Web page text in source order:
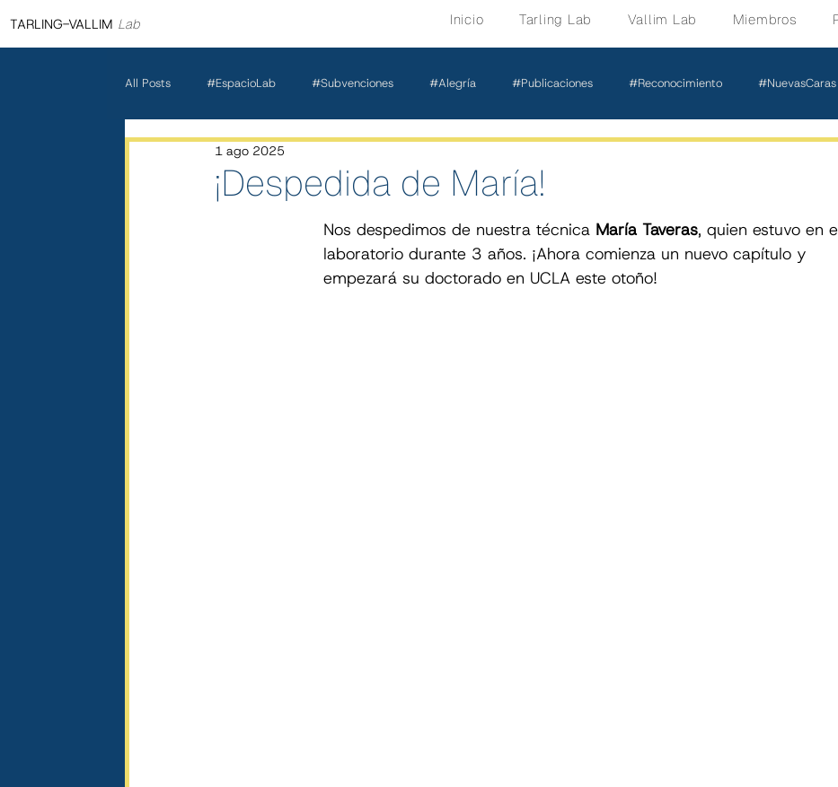
TARLING-VALLIM Lab Inicio Tarling Lab Vallim Lab Miembros
All Posts #EspacioLab #Subvenciones #Alegría #Publicaciones #Reconocimiento #NuevasCaras
¡Despedida de María!
1 ago 2025
Nos despedimos de nuestra técnica María Taveras, quien estuvo en
laboratorio durante 3 años. ¡Ahora comienza un nuevo capítulo y
empezará su doctorado en UCLA este otoño!